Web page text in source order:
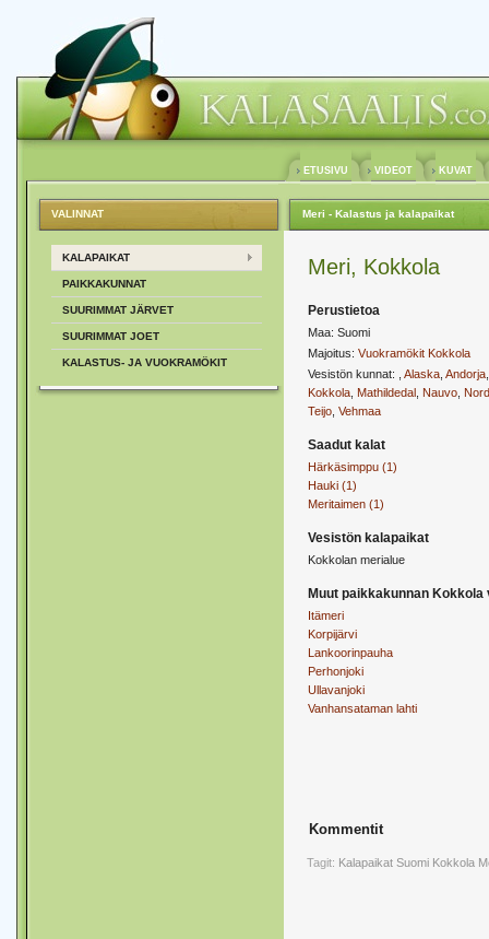
ETUSIVU VIDEOT KUVAT
VALINNAT
KALAPAIKAT
PAIKKAKUNNAT
SUURIMMAT JÄRVET
SUURIMMAT JOET
KALASTUS- JA VUOKRAMÖKIT
Meri - Kalastus ja kalapaikat
Meri, Kokkola
Perustietoa
Maa: Suomi
Majoitus: Vuokramökit Kokkola
Vesistön kunnat:
Alaska Andorja
Kokkola Mathildedal Nauvo
Teijo Vehmaa
Saadut kalat
Härkäsimppu (1)
Hauki (1)
Meritaimen (1)
Vesistön kalapaikat
Kokkolan merialue
Muut paikkakunnan Kokkola
Itämeri
Korpijärvi
Lankoorinpauha
Perhonjoki
Ullavanjoki
Vanhansataman lahti
Kommentit
Tagit: Kalapaikat Suomi Kokkola